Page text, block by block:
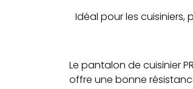
Idéal pour les
Le pantalon de cuisinier
offre une bonne